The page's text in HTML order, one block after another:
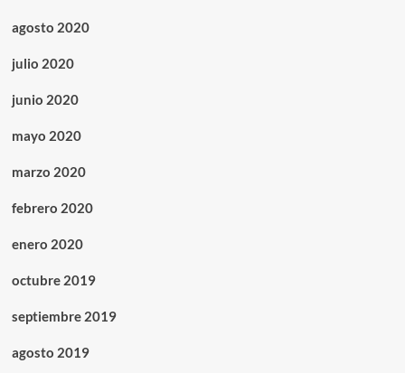
agosto 2020
julio 2020
junio 2020
mayo 2020
marzo 2020
febrero 2020
enero 2020
octubre 2019
septiembre 2019
agosto 2019